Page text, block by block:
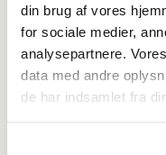
din brug af vores
for sociale medier,
analysepartnere.
data med andre
de har indsamlet fra